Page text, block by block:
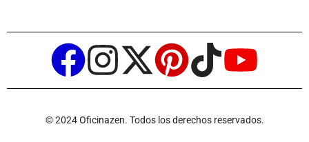
© 2024 Oficinazen. Todos los derechos reservados.